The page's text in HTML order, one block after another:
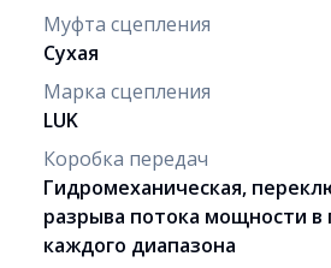
Муфта сцепления
Сухая
Марка сцепления
LUK
Коробка передач
Гидромеханическая,
разрыва потока мощности в
каждого диапазона